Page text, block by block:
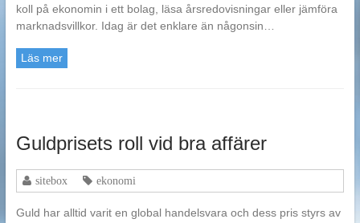
koll på ekonomin i ett bolag, läsa årsredovisningar eller jämföra
marknadsvillkor. Idag är det enklare än någonsin…
Läs mer
Guldprisets roll vid bra affärer
sitebox ekonomi
Guld har alltid varit en global handelsvara och dess pris styrs av